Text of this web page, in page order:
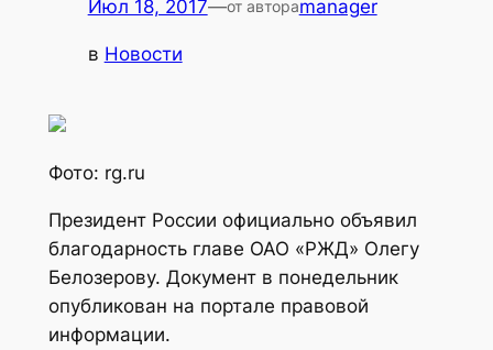
Июл 18, 2017—от автораmanager
в Новости
Фото: rg.ru
Президент России официально объявил
благодарность главе ОАО «РЖД» Олегу
Белозерову. Документ в понедельник
опубликован на портале правовой
информации.